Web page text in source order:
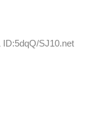
ID:5dqQ/SJ10.net